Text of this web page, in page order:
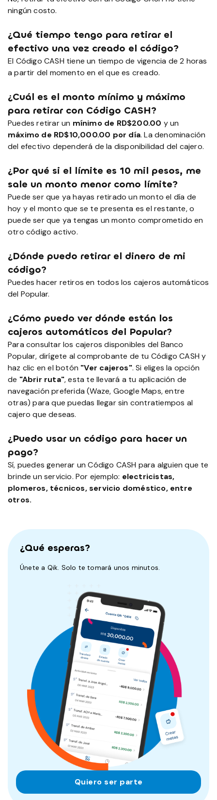
ningún costo.
¿Qué tiempo tengo para retirar el
efectivo una vez creado el código?
El Código CASH tiene un tiempo de vigencia de 2 horas
a partir del momento en el que es creado.
¿Cuál es el monto mínimo y máximo
para retirar con Código CASH?
Puedes retirar un mínimo de RD$200.00 y un
máximo de RD$10,000.00 por día. La denominación
del efectivo dependerá de la disponibilidad del cajero.
¿Por qué si el límite es 10 mil pesos, me
sale un monto menor como límite?
Puede ser que ya hayas retirado un monto el día de
hoy y el monto que se te presenta es el restante, o
puede ser que ya tengas un monto comprometido en
otro código activo.
¿Dónde puedo retirar el dinero de mi
código?
Puedes hacer retiros en todos los cajeros automáticos
del Popular.
¿Cómo puedo ver dónde están los
cajeros automáticos del Popular?
Para consultar los cajeros disponibles del Banco
Popular, dirígete al comprobante de tu Código CASH y
haz clic en el botón "Ver cajeros". Si eliges la opción
de "Abrir ruta", esta te llevará a tu aplicación de
navegación preferida (Waze, Google Maps, entre
otras) para que puedas llegar sin contratiempos al
cajero que deseas.
¿Puedo usar un código para hacer un
pago?
Sí, puedes generar un Código CASH para alguien que te
brinde un servicio. Por ejemplo: electricistas,
plomeros, técnicos, servicio doméstico, entre
otros.
¿Qué esperas?
Únete a Qik. Solo te tomará unos minutos.
Quiero ser parte